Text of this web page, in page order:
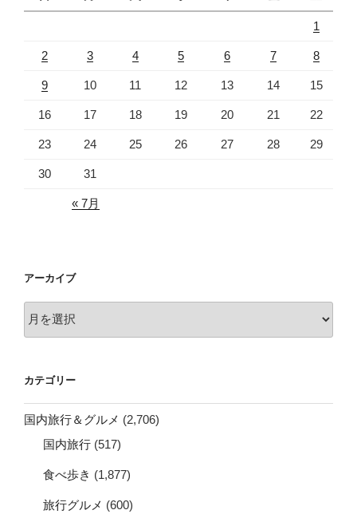
1
2 3 4 5 6 7 8
9 10 11 12 13 14 15
16 17 18 19 20 21 22
23 24 25 26 27 28 29
30 31
« 7月
アーカイブ
ー
ブ
カテゴリー
国内旅行＆グルメ (2,706)
国内旅行 (517)
食べ歩き (1,877)
旅行グルメ (600)